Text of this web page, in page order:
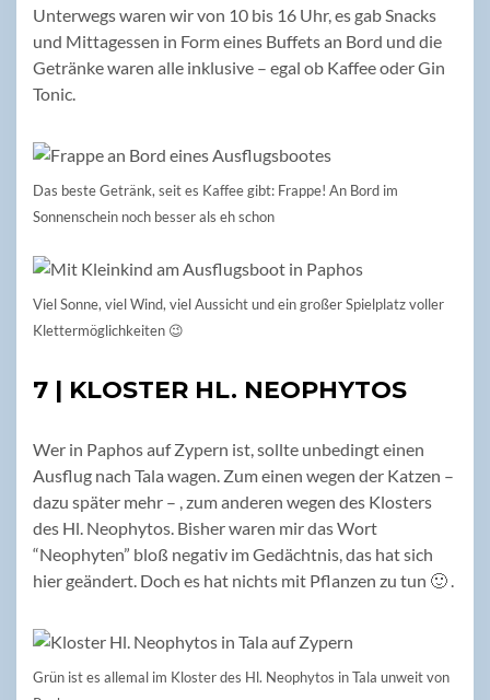
Unterwegs waren wir von 10 bis 16 Uhr, es gab Snacks
und Mittagessen in Form eines Buffets an Bord und die
Getränke waren alle inklusive – egal ob Kaffee oder Gin
Tonic.
Das beste Getränk, seit es Kaffee gibt: Frappe! An Bord im
Sonnenschein noch besser als eh schon
Viel Sonne, viel Wind, viel Aussicht und ein großer Spielplatz voller
Klettermöglichkeiten 😉
7 | KLOSTER HL. NEOPHYTOS
Wer in Paphos auf Zypern ist, sollte unbedingt einen
Ausflug nach Tala wagen. Zum einen wegen der Katzen –
dazu später mehr – , zum anderen wegen des Klosters
des Hl. Neophytos. Bisher waren mir das Wort
“Neophyten” bloß negativ im Gedächtnis, das hat sich
hier geändert. Doch es hat nichts mit Pflanzen zu tun 🙂 .
Grün ist es allemal im Kloster des Hl. Neophytos in Tala unweit von